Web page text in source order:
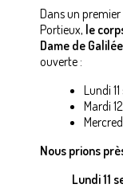
Dans un
Portieux, le
Dame de
ouverte :
​Lundi
Mardi
Nous prions
Lundi 11